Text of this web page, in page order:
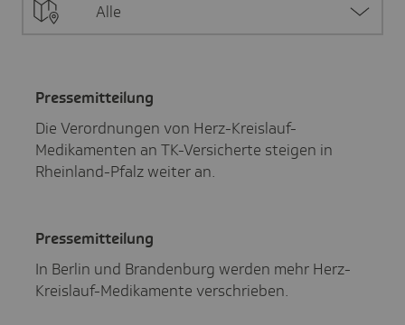
Alle
Pres­se­mit­tei­lung
Die Verordnungen von Herz-Kreislauf-
Medikamenten an TK-Versicherte steigen in
Rheinland-Pfalz weiter an.
Pres­se­mit­tei­lung
In Berlin und Brandenburg werden mehr Herz-
Kreislauf-Medikamente verschrieben.